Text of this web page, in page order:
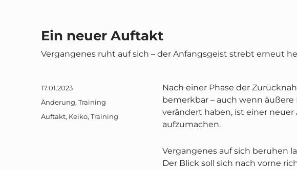
Ein neuer Auftakt
Vergangenes ruht auf sich – der Anfangsgeist strebt erneut
Nach einer Phase der
bemerkbar – auch wenn
verändert haben, ist einer
aufzumachen.
Vergangenes auf sich beruhen
Der Blick soll sich nach vorne
Veröffentlicht
am
17.01.2023
Kategorien
Änderung,Training
Schlagwörter
Auftakt, Keiko,Training